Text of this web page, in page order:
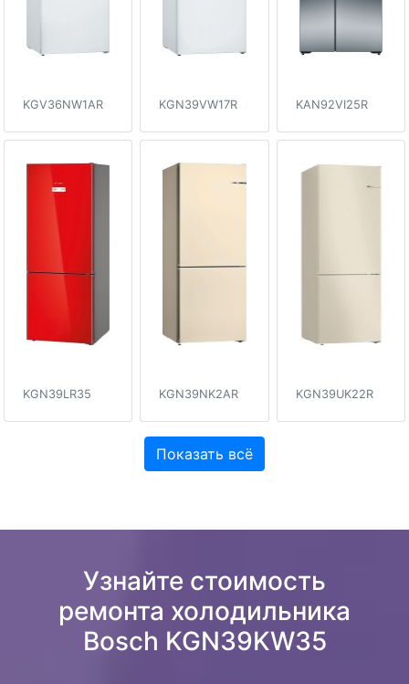
KGV36NW1AR KGN39VW17R KAN92VI25R
KGN39LR35 KGN39NK2AR KGN39UK22R
Показать всё
Узнайте стоимость
ремонта холодильника
Bosch KGN39KW35